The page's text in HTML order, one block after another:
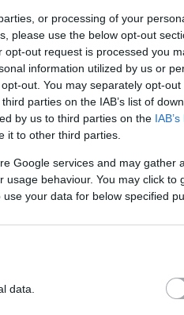
or processing of your
please use the below opt-out
out request is processed you
information utilized by us or
out. You may separately opt-out
parties on the IAB’s list of
by us to third parties on the
it to other third parties.
Google services and may gather
behaviour. You may click to
your data for below specified
data.